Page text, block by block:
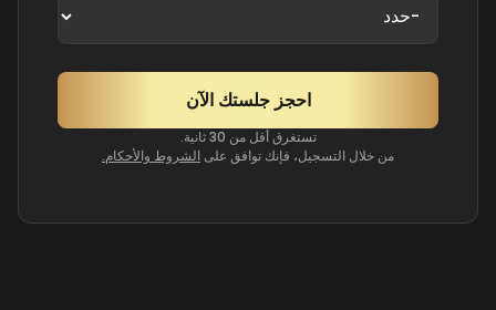
تستغرق أقل من 30 ثانية.
من خلال التسجيل، فإنك توافق على الشروط والأحكام.